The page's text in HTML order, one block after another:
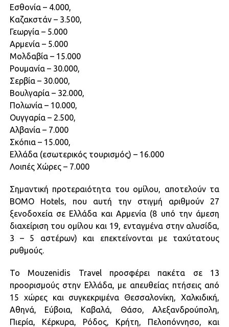
Εσθονία – 4.000,
Καζακστάν – 3.500,
Γεωργία – 5.000
Αρμενία – 5.000
Μολδαβία – 15.000
Ρουμανία – 30.000,
Σερβία – 30.000,
Βουλγαρία – 32.000,
Πολωνία – 10.000,
Ουγγαρία – 2.500,
Αλβανία – 7.000
Σκόπια – 15.000,
Ελλάδα (εσωτερικός τουρισμός) – 16.000
Λοιπές Χώρες – 7.000
Σημαντική προτεραιότητα του ομίλου, αποτελούν τα
BOMO Hotels, που αυτή την στιγμή αριθμούν 27
ξενοδοχεία σε Ελλάδα και Αρμενία (8 υπό την άμεση
διαχείριση του ομίλου και 19, ενταγμένα στην αλυσίδα,
3 – 5 αστέρων) και επεκτείνονται με ταχύτατους
ρυθμούς.
Το Mouzenidis Travel προσφέρει πακέτα σε 13
προορισμούς στην Ελλάδα, με απευθείας πτήσεις από
15 χώρες και συγκεκριμένα Θεσσαλονίκη, Χαλκιδική,
Αθηνά, Εύβοια, Καβαλά, Θάσο, Αλεξανδρούπολη,
Πιερία, Κέρκυρα, Ρόδος, Κρήτη, Πελοπόννησο, και